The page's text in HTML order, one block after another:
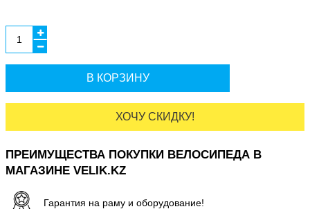
В КОРЗИНУ
ХОЧУ СКИДКУ!
ПРЕИМУЩЕСТВА ПОКУПКИ ВЕЛОСИПЕДА В
МАГАЗИНЕ VELIK.KZ
Гарантия на раму и оборудование!